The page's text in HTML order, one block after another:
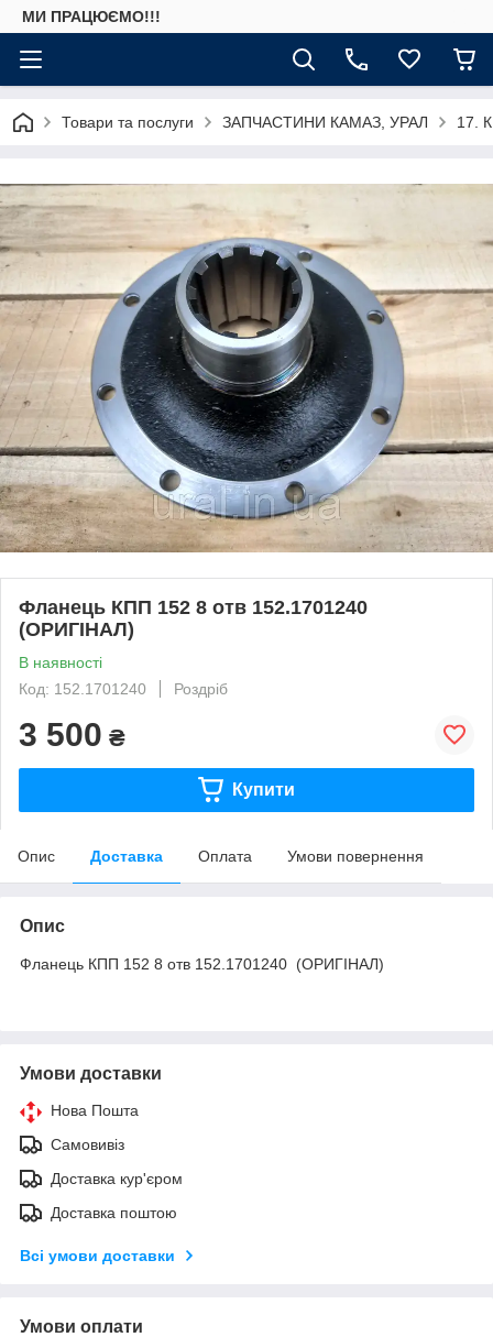
МИ ПРАЦЮЄМО!!!
Товари та послуги ЗАПЧАСТИНИ КАМАЗ, УРАЛ 17.
Фланець КПП 152 8 отв 152.1701240
(ОРИГІНАЛ)
В наявності
Код: 152.1701240
Роздріб
3 500 ₴
Купити
Опис Доставка Оплата Умови повернення
Опис
Фланець КПП 152 8 отв 152.1701240 (ОРИГІНАЛ)
Умови доставки
Нова Пошта
Самовивіз
Доставка кур'єром
Доставка поштою
Всі умови доставки
Умови оплати